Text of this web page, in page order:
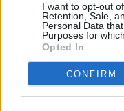
I want to opt-out
Retention, Sale,
Personal Data
Purposes for
Opted In
CONFIRM
PUBLICIDAD